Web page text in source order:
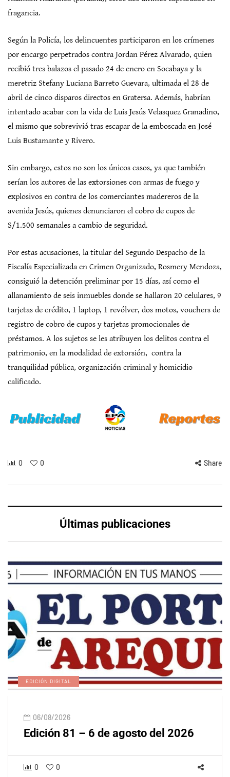
fragancia.
Según la Policía, los delincuentes participaron en los crímenes
por encargo perpetrados contra Jordan Pérez Alvarado, quien
recibió tres balazos el pasado 24 de enero en Socabaya y la
meretriz Stefany Luciana Barreto Guevara, ultimada el 28 de
abril de cinco disparos directos en Gratersa. Además, habrían
intentado acabar con la vida de Luis Jesús Velasquez Granadino,
el mismo que sobrevivió tras escapar de la emboscada en José
Luis Bustamante y Rivero.
Sin embargo, estos no son los únicos casos, ya que también
serían los autores de las extorsiones con armas de fuego y
explosivos en contra de los comerciantes madereros de la
avenida Jesús, quienes denunciaron el cobro de cupos de
S/1.500 semanales a cambio de seguridad.
Por estas acusaciones, la titular del Segundo Despacho de la
Fiscalía Especializada en Crimen Organizado, Rosmery Mendoza,
consiguió la detención preliminar por 15 días, así como el
allanamiento de seis inmuebles donde se hallaron 20 celulares, 9
tarjetas de crédito, 1 laptop, 1 revólver, dos motos, vouchers de
registro de cobro de cupos y tarjetas promocionales de
préstamos. A los sujetos se les atribuyen los delitos contra el
patrimonio, en la modalidad de extorsión, contra la
tranquilidad pública, organización criminal y homicidio
calificado.
0 0 Share
Últimas publicaciones
EDICIÓN DIGITAL
06/08/2026
Edición 81 – 6 de agosto del 2026
0 0